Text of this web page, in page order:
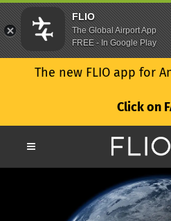
The new FLIO app for
Click on
FLIO
The Global Airport App
FREE - In Google Play